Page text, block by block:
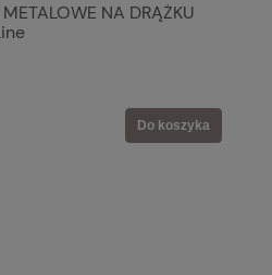
NA DRĄŻKU
Do koszyka